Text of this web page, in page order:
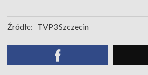
Źródło: TVP3 Szczecin